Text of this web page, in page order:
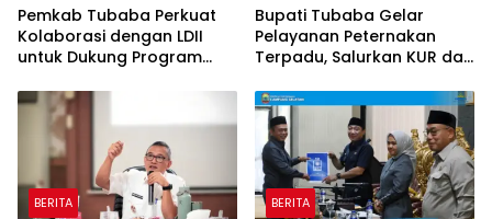
Pemkab Tubaba Perkuat
Kolaborasi dengan LDII
untuk Dukung Program
Bupati Tubaba Gelar
Pelayanan Peternakan
Terpadu, Salurkan KUR dan
Ketenagakerjaan
BERITA BERITA